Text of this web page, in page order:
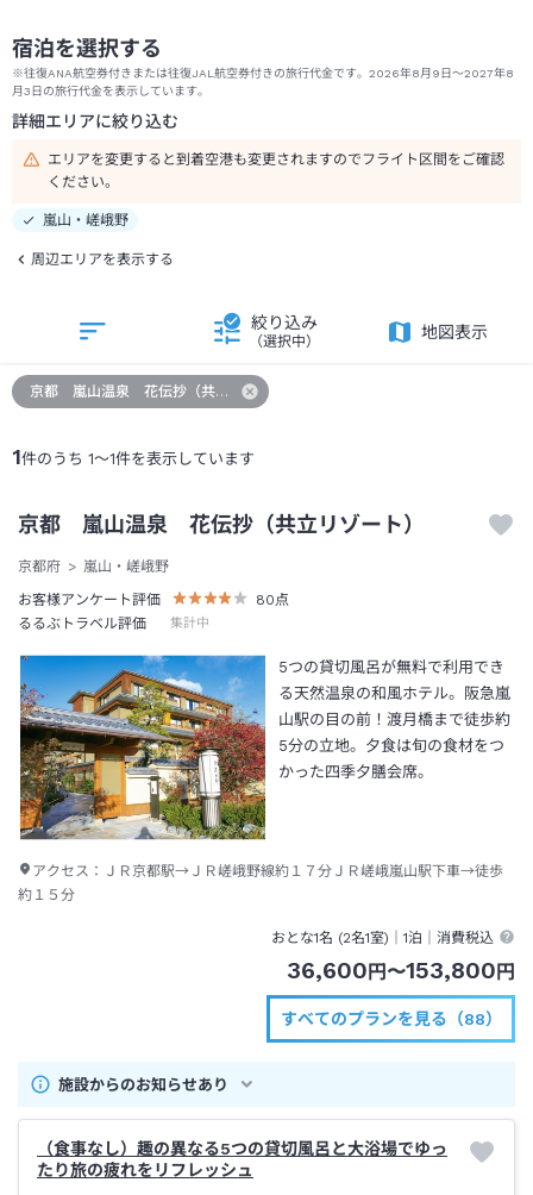
宿泊を選択する
※往復ANA航空券付きまたは往復JAL航空券付きの旅行代金です。2026年8月9日～2027年8
月3日の旅行代金を表示しています。
詳細エリアに絞り込む
エリアを変更すると到着空港も変更されますのでフライト区間をご確認
ください。
嵐山・嵯峨野
周辺エリアを表示する
1件のうち 1～1件を表示しています
絞り込み
（選択中）
地図表示
京都 嵐山温泉 花伝抄（共立リゾート）
京都 嵐山温泉 花伝抄（共立リゾート）
京都府
嵐山・嵯峨野
お客様アンケート評価
80 点
るるぶトラベル評価
集計中
5つの貸切風呂が無料で利用でき
る天然温泉の和風ホテル。阪急嵐
山駅の目の前！渡月橋まで徒歩約
5分の立地。夕食は旬の食材をつ
かった四季夕膳会席。
アクセス： ＪＲ京都駅→ＪＲ嵯峨野線約１７分ＪＲ嵯峨嵐山駅下車→徒歩
約１５分
おとな1名 (2名1室)｜1泊 ｜消費税込
36,600 円 〜153,800 円
すべてのプランを見る（88）
施設からのお知らせあり
（食事なし）趣の異なる5つの貸切風呂と大浴場でゆっ
たり旅の疲れをリフレッシュ